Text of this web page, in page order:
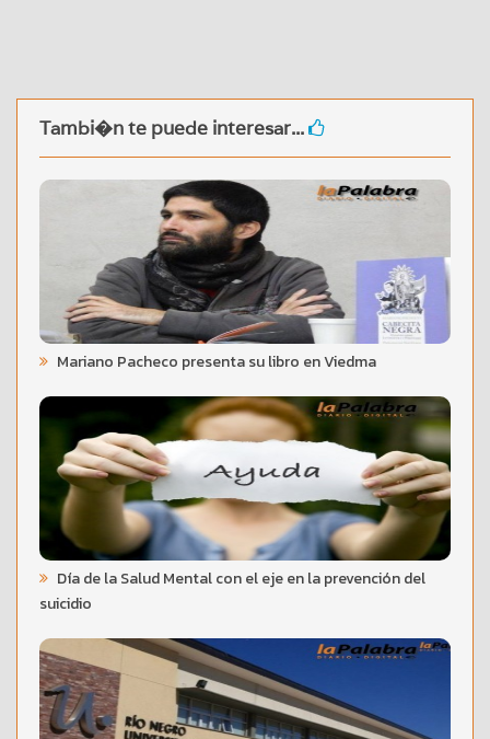
Tambi�n te puede interesar...
Mariano Pacheco presenta su libro en Viedma
Día de la Salud Mental con el eje en la prevención del
suicidio